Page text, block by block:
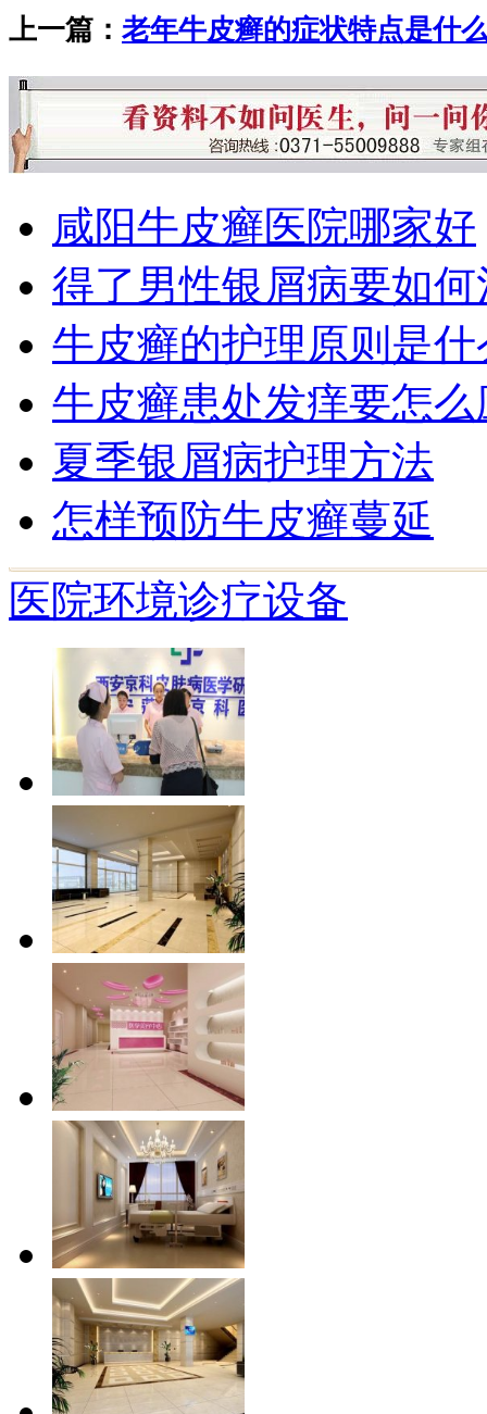
上一篇： 老年牛皮癣的症状特点是什
咸阳牛皮癣医院哪家好
得了男性银屑病要如何
牛皮癣的护理原则是什
牛皮癣患处发痒要怎么
夏季银屑病护理方法
怎样预防牛皮癣蔓延
医院环境诊疗设备